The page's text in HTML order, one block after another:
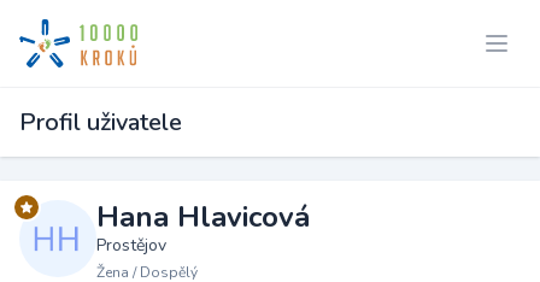
Profil uživatele
Hana Hlavicová
Prostějov
Žena / Dospělý